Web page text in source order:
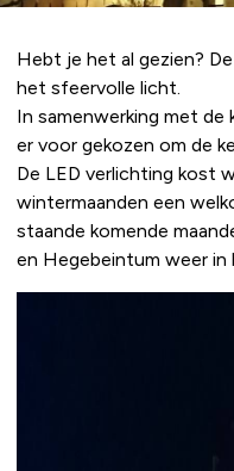
Hebt je het al gezien?
het sfeervolle licht.
In samenwerking met de
er voor gekozen om de
De LED verlichting kost
wintermaanden een
staande komende
en Hegebeintum weer in